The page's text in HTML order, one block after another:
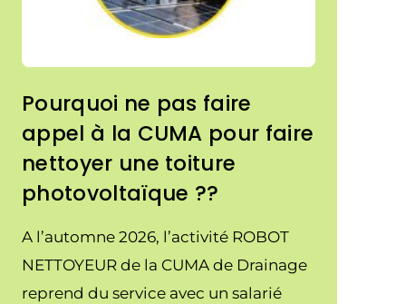
Pourquoi ne pas faire
appel à la CUMA pour faire
nettoyer une toiture
photovoltaïque ??
A l’automne 2026, l’activité ROBOT
NETTOYEUR de la CUMA de Drainage
reprend du service avec un salarié